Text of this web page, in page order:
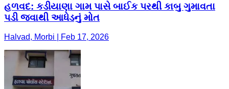
હળવદ: કડીયાણા ગામ પાસે બાઈક પરથી કાબુ ગુમાવતા
પડી જવાથી આધેડનું મોત
Halvad, Morbi | Feb 17, 2026